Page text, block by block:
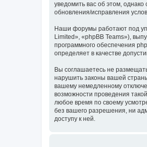
уведомить вас об этом,
обновления/исправления
Наши форумы работают под
Limited», «phpBB Teams»),
программного обеспечения
определяет в качестве
Вы соглашаетесь не
нарушить законы вашей
вашему немедленному
возможности проведения
любое время по своему
без вашего разрешения, ни
доступу к ней.